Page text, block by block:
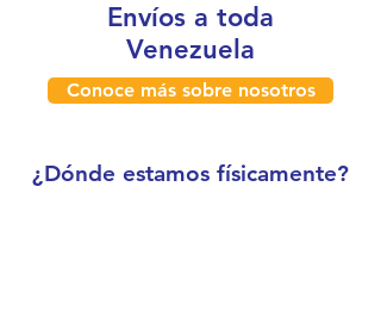
Envíos a toda
Venezuela
Conoce más sobre nosotros
¿Dónde estamos físicamente?